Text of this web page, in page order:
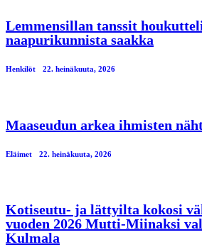
Lemmensillan tanssit
naapurikunnista saakka
Henkilöt 22. heinäkuuta, 2026
Maaseudun arkea ihmisten
Eläimet 22. heinäkuuta, 2026
Kotiseutu- ja lättyilta kokosi
vuoden 2026 Mutti-Miinaksi
Kulmala